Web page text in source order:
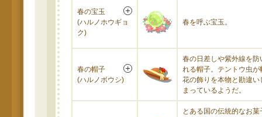
春の宝玉
(ハルノホウギョ
ク)
春を呼ぶ宝玉。
春の帽子
(ハルノボウシ)
春の日差しや紫外線を防
れる帽子。テントウ虫が
花の飾りを本物と勘違い
まっているようだ。
とある国の伝統的なお菓